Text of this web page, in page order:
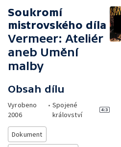
Soukromí
mistrovského díla
Vermeer: Ateliér
aneb Umění
malby
Obsah dílu
Vyrobeno
2006
• Spojené
království
Dokument